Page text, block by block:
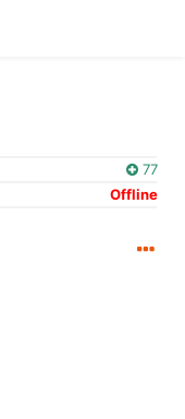
77
Offline